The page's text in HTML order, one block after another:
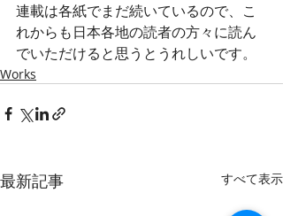
連載は各紙でまだ続いているので、こ
れからも日本各地の読者の方々に読ん
でいただけると思うとうれしいです。
Works
最新記事 すべて表示